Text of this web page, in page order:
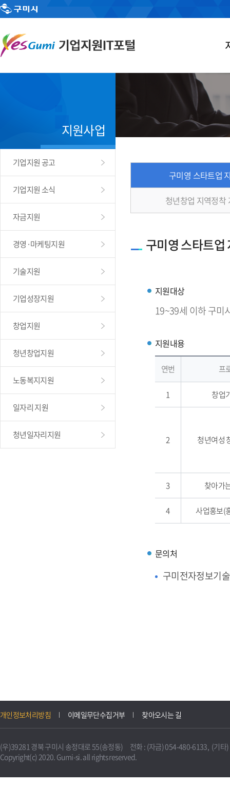
지원사업
기업지원 공고
기업지원 소식
자금지원
경영·마케팅지원
기술지원
기업성장지원
창업지원
청년창업지원
노동복지지원
일자리 지원
청년일자리지원
구미영 스타트업
청년창업 지역정착
구미영 스타트업
지원대상
19~39세 이하 구미
지원내용
연번 프
1 창업
2 청년여성
3 찾아가
4 사업홍보(
문의처
구미전자정보기
개인정보처리방침 이메일무단수집거부 찾아오시는 길
(우)39281 경북 구미시 송정대로 55(송정동) 전화 : (자금) 054-480-6133, (기타
Copyright(c) 2020. Gumi-si. all rights reserved.